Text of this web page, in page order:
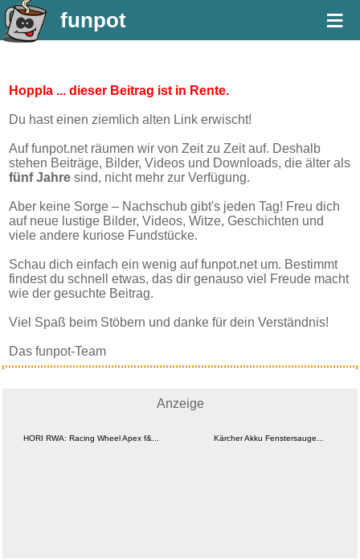
funpot ≡
Hoppla ... dieser Beitrag ist in Rente.
Du hast einen ziemlich alten Link erwischt!
Auf funpot.net räumen wir von Zeit zu Zeit auf. Deshalb
stehen Beiträge, Bilder, Videos und Downloads, die älter als
fünf Jahre sind, nicht mehr zur Verfügung.
Aber keine Sorge – Nachschub gibt's jeden Tag! Freu dich
auf neue lustige Bilder, Videos, Witze, Geschichten und
viele andere kuriose Fundstücke.
Schau dich einfach ein wenig auf funpot.net um. Bestimmt
findest du schnell etwas, das dir genauso viel Freude macht
wie der gesuchte Beitrag.
Viel Spaß beim Stöbern und danke für dein Verständnis!
Das funpot-Team
Anzeige